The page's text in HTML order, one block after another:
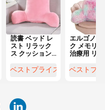
読書 ベッド レ
スト リラック
ス クッション
メモリー 泡 テ
ベストプライス
エルゴノミ
ク メモリー
治療用 リ
ンドル付き
ベストプ